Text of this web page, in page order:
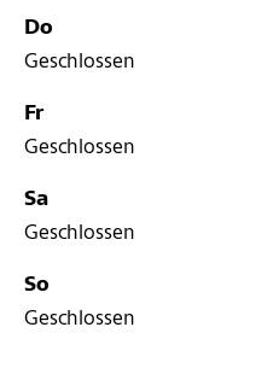
Do
Geschlossen
Fr
Geschlossen
Sa
Geschlossen
So
Geschlossen